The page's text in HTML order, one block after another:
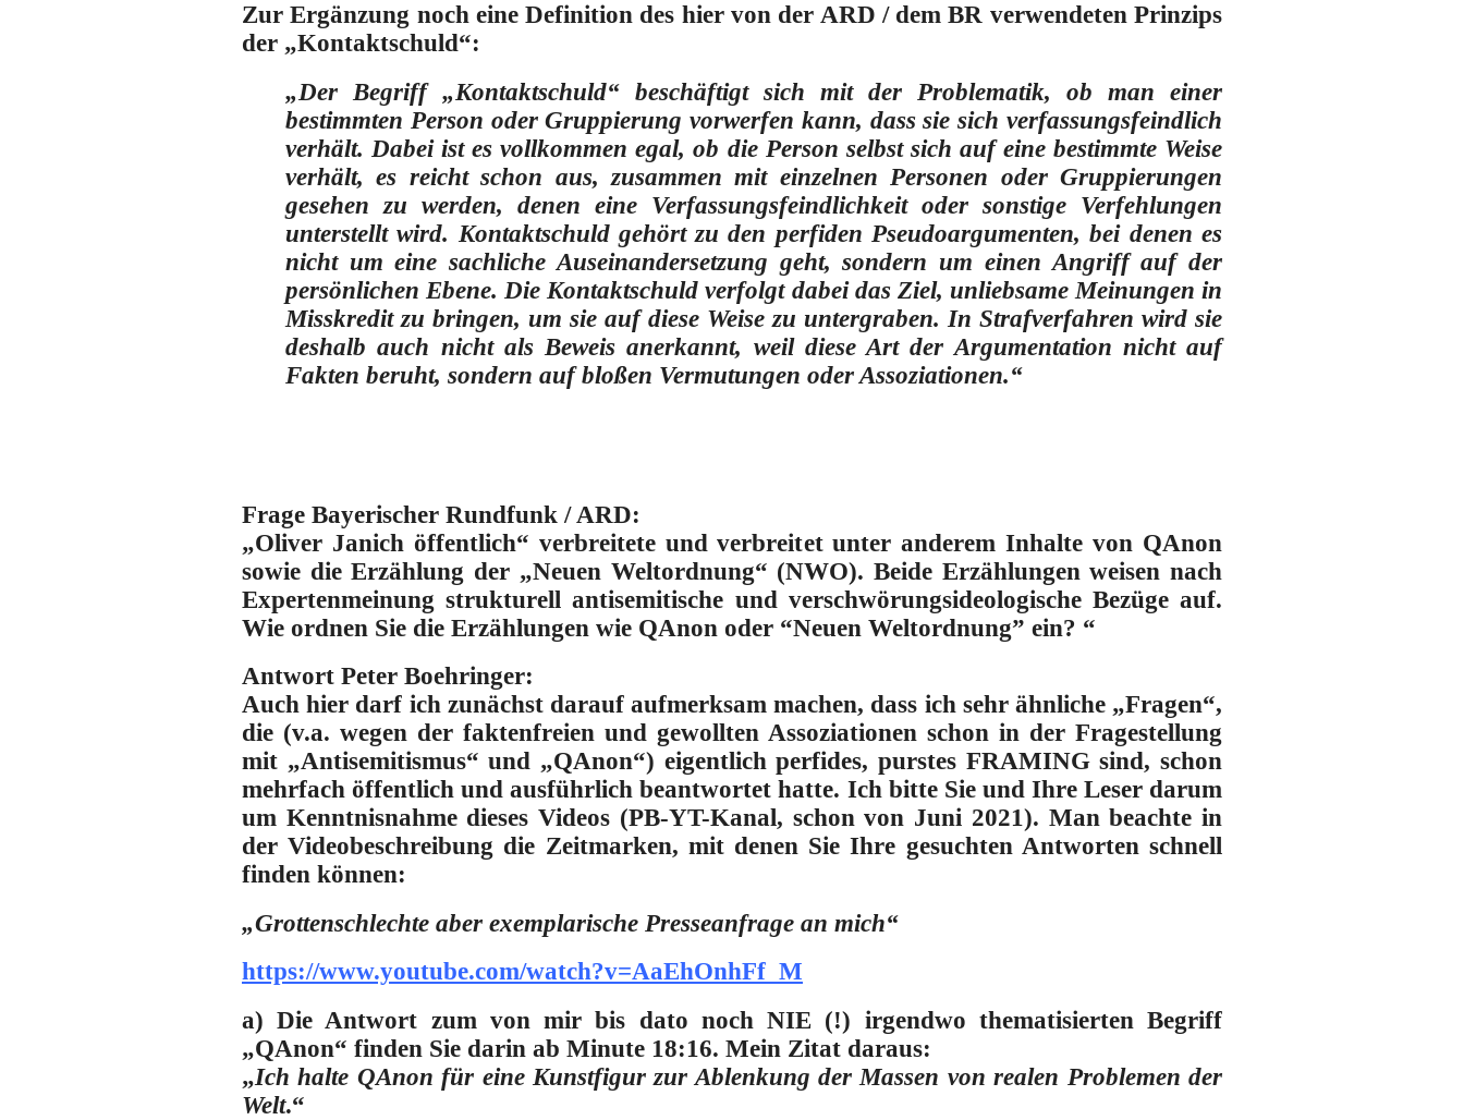
Zur Ergänzung noch eine Definition des hier von der ARD / dem BR verwendeten Prinzips
der „Kontaktschuld“:
„ Der Begriff „Kontaktschuld“ beschäftigt sich mit der Problematik, ob man einer
bestimmten Person oder Gruppierung vorwerfen kann, dass sie sich verfassungsfeindlich
verhält. Dabei ist es vollkommen egal, ob die Person selbst sich auf eine bestimmte Weise
verhält, es reicht schon aus, zusammen mit einzelnen Personen oder Gruppierungen
gesehen zu werden, denen eine Verfassungsfeindlichkeit oder sonstige Verfehlungen
unterstellt wird. Kontaktschuld gehört zu den perfiden Pseudoargumenten, bei denen es
nicht um eine sachliche Auseinandersetzung geht, sondern um einen Angriff auf der
persönlichen Ebene. Die Kontaktschuld verfolgt dabei das Ziel, unliebsame Meinungen in
Misskredit zu bringen, um sie auf diese Weise zu untergraben. In Strafverfahren wird sie
deshalb auch nicht als Beweis anerkannt, weil diese Art der Argumentation nicht auf
Fakten beruht, sondern auf bloßen Vermutungen oder Assoziationen.“
Frage Bayerischer Rundfunk / ARD:
„Oliver Janich öffentlich“ verbreitete und verbreitet unter anderem Inhalte von QAnon
sowie die Erzählung der „Neuen Weltordnung“ (NWO). Beide Erzählungen weisen nach
Expertenmeinung strukturell antisemitische und verschwörungsideologische Bezüge auf.
Wie ordnen Sie die Erzählungen wie QAnon oder “Neuen Weltordnung” ein? “
Antwort Peter Boehringer:
Auch hier darf ich zunächst darauf aufmerksam machen, dass ich sehr ähnliche „Fragen“,
die (v.a. wegen der faktenfreien und gewollten Assoziationen schon in der Fragestellung
mit „Antisemitismus“ und „QAnon“) eigentlich perfides, purstes FRAMING sind, schon
mehrfach öffentlich und ausführlich beantwortet hatte. Ich bitte Sie und Ihre Leser darum
um Kenntnisnahme dieses Videos (PB-YT-Kanal, schon von Juni 2021). Man beachte in
der Videobeschreibung die Zeitmarken, mit denen Sie Ihre gesuchten Antworten schnell
finden können:
„Grottenschlechte aber exemplarische Presseanfrage an mich“
https://www.youtube.com/watch?v=AaEhOnhFf_M
a) Die Antwort zum von mir bis dato noch NIE (!) irgendwo thematisierten Begriff
„QAnon“ finden Sie darin ab Minute 18:16. Mein Zitat daraus:
„Ich halte QAnon für eine Kunstfigur zur Ablenkung der Massen von realen Problemen der
Welt.“